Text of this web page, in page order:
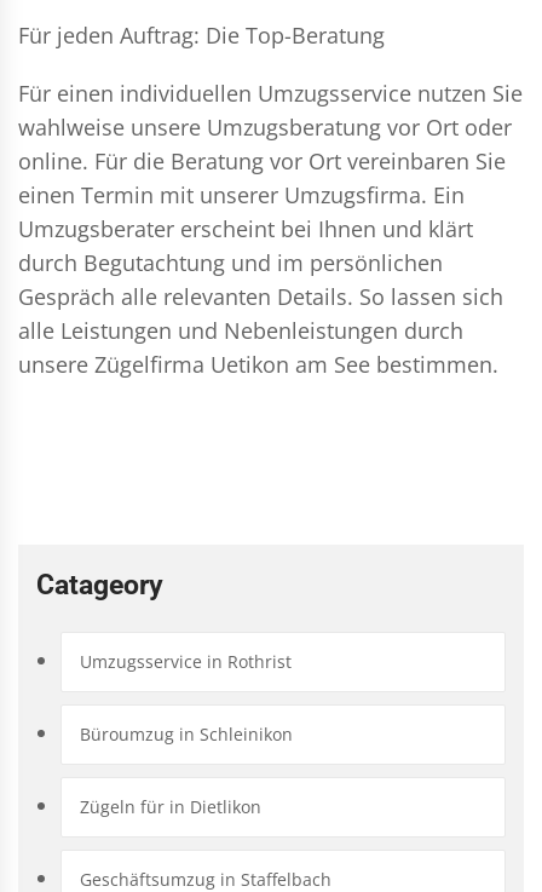
Für jeden Auftrag: Die Top-Beratung
Für einen individuellen Umzugsservice nutzen Sie
wahlweise unsere Umzugsberatung vor Ort oder
online. Für die Beratung vor Ort vereinbaren Sie
einen Termin mit unserer Umzugsfirma. Ein
Umzugsberater erscheint bei Ihnen und klärt
durch Begutachtung und im persönlichen
Gespräch alle relevanten Details. So lassen sich
alle Leistungen und Nebenleistungen durch
unsere Zügelfirma Uetikon am See bestimmen.
Catageory
Umzugsservice in Rothrist
Büroumzug in Schleinikon
Zügeln für in Dietlikon
Geschäftsumzug in Staffelbach